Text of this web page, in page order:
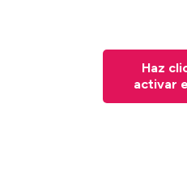
Haz
activar